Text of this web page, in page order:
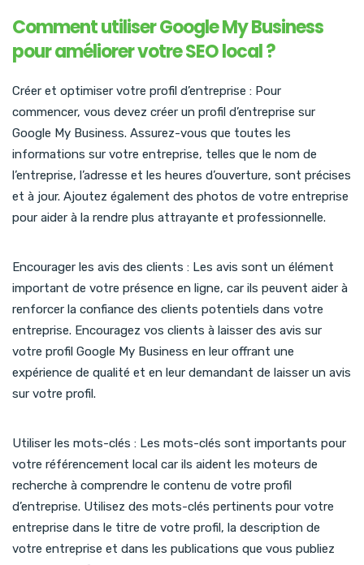
Comment utiliser Google My Business
pour améliorer votre SEO local ?
Créer et optimiser votre profil d’entreprise : Pour
commencer, vous devez créer un profil d’entreprise sur
Google My Business. Assurez-vous que toutes les
informations sur votre entreprise, telles que le nom de
l’entreprise, l’adresse et les heures d’ouverture, sont précises
et à jour. Ajoutez également des photos de votre entreprise
pour aider à la rendre plus attrayante et professionnelle.
Encourager les avis des clients : Les avis sont un élément
important de votre présence en ligne, car ils peuvent aider à
renforcer la confiance des clients potentiels dans votre
entreprise. Encouragez vos clients à laisser des avis sur
votre profil Google My Business en leur offrant une
expérience de qualité et en leur demandant de laisser un avis
sur votre profil.
Utiliser les mots-clés : Les mots-clés sont importants pour
votre référencement local car ils aident les moteurs de
recherche à comprendre le contenu de votre profil
d’entreprise. Utilisez des mots-clés pertinents pour votre
entreprise dans le titre de votre profil, la description de
votre entreprise et dans les publications que vous publiez